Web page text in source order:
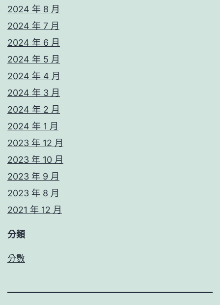
2024 年 8 月
2024 年 7 月
2024 年 6 月
2024 年 5 月
2024 年 4 月
2024 年 3 月
2024 年 2 月
2024 年 1 月
2023 年 12 月
2023 年 10 月
2023 年 9 月
2023 年 8 月
2021 年 12 月
分類
分數